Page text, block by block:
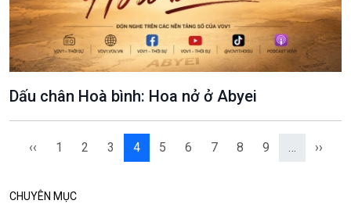
Chân dung cuộc sống
Các chương trình đặc biệt
Dấu chân Hoà bình: Hoa nở ở Abyei
‹‹ 1 2 3 4 5 6 7 8 9 … ››
CHUYÊN MỤC